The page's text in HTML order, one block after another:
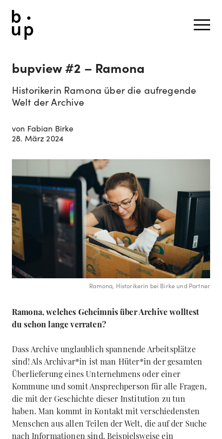
bupview #2 – Ramona
Historikerin Ramona über die aufregende
Welt der Archive
von Fabian Birke
28. März 2024
Ramona, Historikerin bei Birke und Partner
Ramona, welches Geheimnis über Archive wolltest
du schon lange verraten?
Dass Archive unglaublich spannende Arbeitsplätze
sind! Als Archivar*in ist man Hüter*in der gesamten
Überlieferung eines Unternehmens oder einer
Kommune und somit Ansprechperson für alle Fragen,
die mit der Geschichte dieser Institution zu tun
haben. Man kommt in Kontakt mit verschiedensten
Menschen aus allen Teilen der Welt, die auf der Suche
nach Informationen sind. Beispielsweise ein